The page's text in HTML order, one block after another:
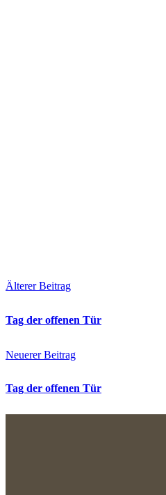
Älterer Beitrag
Tag der offenen Tür
Neuerer Beitrag
Tag der offenen Tür